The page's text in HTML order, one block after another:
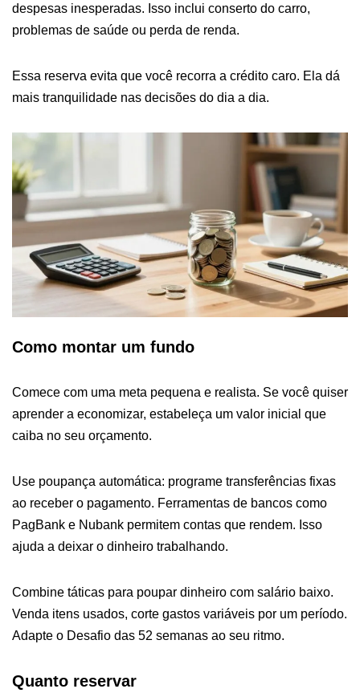
despesas inesperadas. Isso inclui conserto do carro,
problemas de saúde ou perda de renda.
Essa reserva evita que você recorra a crédito caro. Ela dá
mais tranquilidade nas decisões do dia a dia.
Como montar um fundo
Comece com uma meta pequena e realista. Se você quiser
aprender a economizar, estabeleça um valor inicial que
caiba no seu orçamento.
Use poupança automática: programe transferências fixas
ao receber o pagamento. Ferramentas de bancos como
PagBank e Nubank permitem contas que rendem. Isso
ajuda a deixar o dinheiro trabalhando.
Combine táticas para poupar dinheiro com salário baixo.
Venda itens usados, corte gastos variáveis por um período.
Adapte o Desafio das 52 semanas ao seu ritmo.
Quanto reservar